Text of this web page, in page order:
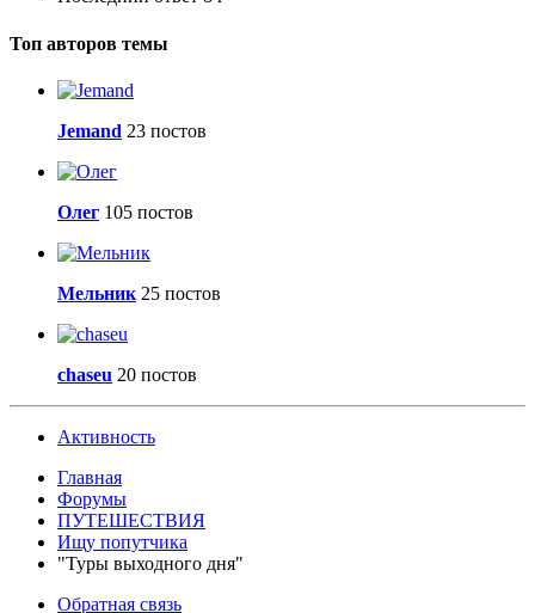
Топ авторов темы
Jemand 23 постов
Олег 105 постов
Мельник 25 постов
chaseu 20 постов
Активность
Главная
Форумы
ПУТЕШЕСТВИЯ
Ищу попутчика
"Туры выходного дня"
Обратная связь